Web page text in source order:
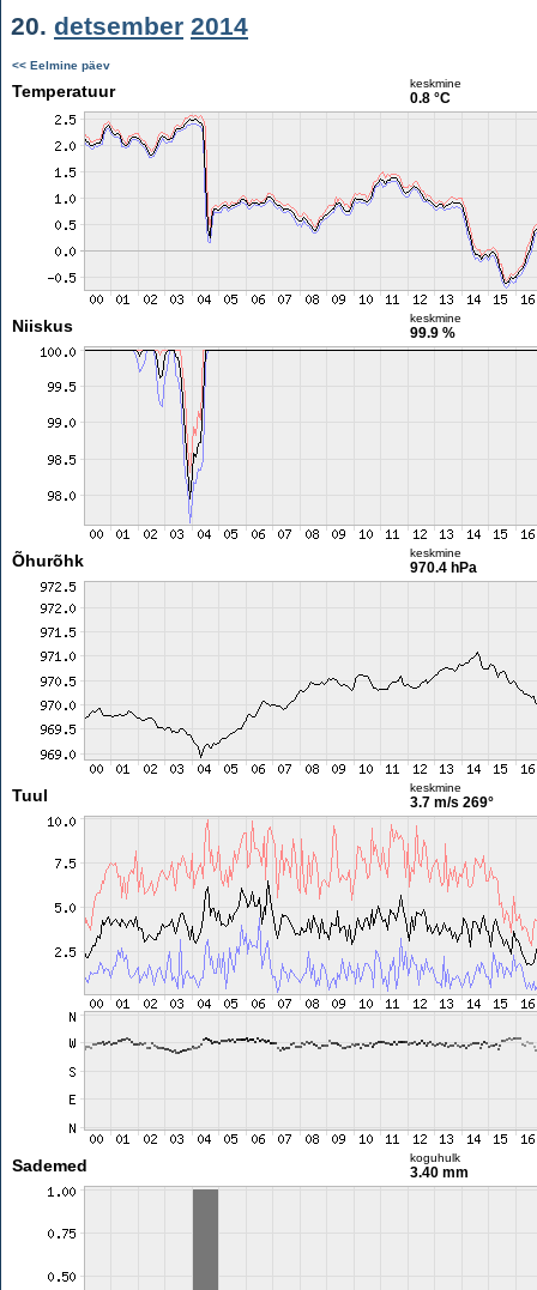
20. detsember 2014
<< Eelmine päev
Temperatuur keskmine
0.8 °C
Niiskus keskmine
99.9 %
Õhurõhk keskmine
970.4 hPa
Tuul keskmine
3.7 m/s 269°
Sademed koguhulk
3.40 mm